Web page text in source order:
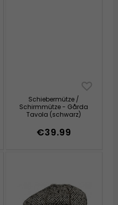
Schiebermütze /
Schirmmütze - Gårda
Tavola (schwarz)
€39.99